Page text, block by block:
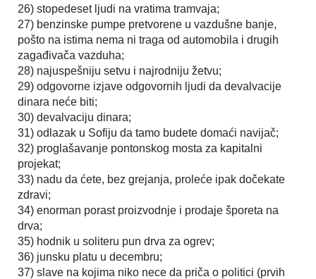
26) stopedeset ljudi na vratima tramvaja;
27) benzinske pumpe pretvorene u vazdušne banje,
pošto na istima nema ni traga od automobila i drugih
zagađivača vazduha;
28) najuspešniju setvu i najrodniju žetvu;
29) odgovorne izjave odgovornih ljudi da devalvacije
dinara neće biti;
30) devalvaciju dinara;
31) odlazak u Sofiju da tamo budete domaći navijač;
32) proglašavanje pontonskog mosta za kapitalni
projekat;
33) nadu da ćete, bez grejanja, proleće ipak dočekate
zdravi;
34) enorman porast proizvodnje i prodaje šporeta na
drva;
35) hodnik u soliteru pun drva za ogrev;
36) junsku platu u decembru;
37) slave na kojima niko nece da priča o politici (prvih